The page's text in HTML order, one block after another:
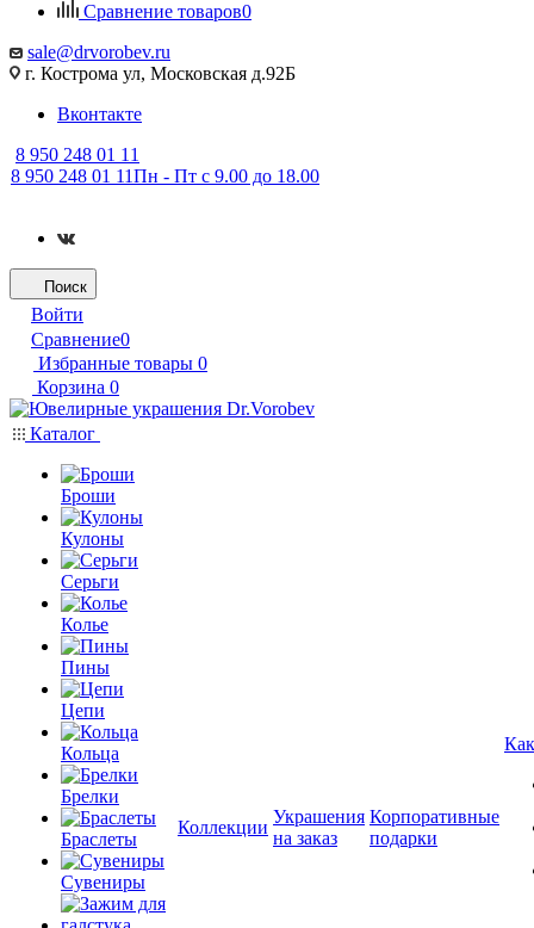
Сравнение товаров0
sale@drvorobev.ru
г. Кострома ул, Московская д.92Б
Вконтакте
8 950 248 01 11
8 950 248 01 11Пн - Пт с 9.00 до 18.00
Поиск
Войти
Сравнение0
Избранные товары 0
Корзина 0
Каталог
Броши
Кулоны
Серьги
Колье
Пины
Цепи
Кольца
Брелки
Браслеты
Сувениры
Коллекции
Украшения
на заказ
Корпоративные
подарки